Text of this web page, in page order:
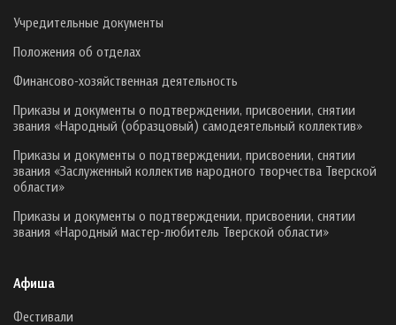
Учредительные документы
Положения об отделах
Финансово-хозяйственная деятельность
Приказы и документы о подтверждении, присвоении, снятии
звания «Народный (образцовый) самодеятельный коллектив»
Приказы и документы о подтверждении, присвоении, снятии
звания «Заслуженный коллектив народного творчества Тверской
области»
Приказы и документы о подтверждении, присвоении, снятии
звания «Народный мастер-любитель Тверской области»
Афиша
Фестивали